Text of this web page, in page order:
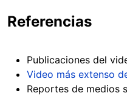
Referencias
Publicaciones del
Video más extenso
Reportes de medios